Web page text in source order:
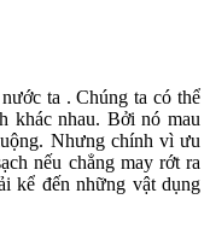
ta . Chúng ta có thể
khác nhau. Bởi nó mau
Nhưng chính vì ưu
nếu chẳng may rớt ra
kể đến những vật dụng